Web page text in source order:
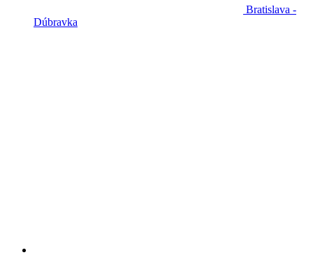
Bratislava -
Dúbravka